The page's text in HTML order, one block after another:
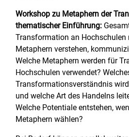
Workshop zu Metaphern der
thematischer Einführung:
Transformation an Hochschulen
Metaphern verstehen,
Welche Metaphern werden für
Hochschulen verwendet?
Transformationsverständnis
und welche Art des Handelns
Welche Potentiale entstehen,
Metaphern wählen?